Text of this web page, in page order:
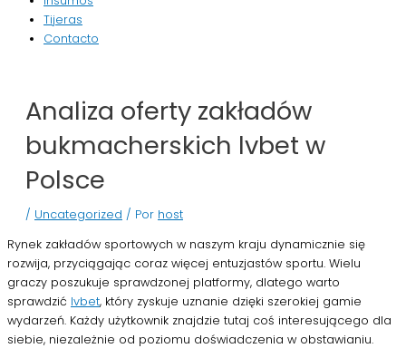
Tijeras
Contacto
Analiza oferty zakładów
bukmacherskich lvbet w
Polsce
/ Uncategorized / Por host
Rynek zakładów sportowych w naszym kraju dynamicznie się
rozwija, przyciągając coraz więcej entuzjastów sportu. Wielu
graczy poszukuje sprawdzonej platformy, dlatego warto
sprawdzić lvbet, który zyskuje uznanie dzięki szerokiej gamie
wydarzeń. Każdy użytkownik znajdzie tutaj coś interesującego dla
siebie, niezależnie od poziomu doświadczenia w obstawianiu.